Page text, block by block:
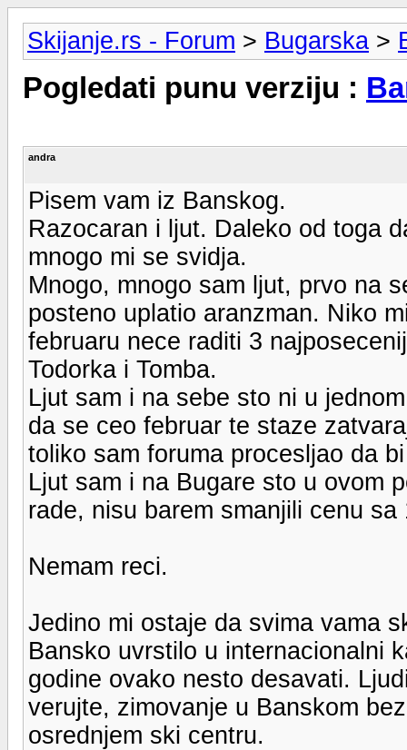
Skijanje.rs - Forum > Bugarska >
Pogledati punu verziju :
andra
Pisem vam iz Banskog.
Razocaran i ljut. Daleko od toga
mnogo mi se svidja.
Mnogo, mnogo sam ljut, prvo na
posteno uplatio aranzman. Niko
februaru nece raditi 3
Todorka i Tomba.
Ljut sam i na sebe sto ni u
da se ceo februar te staze
toliko sam foruma procesljao da
Ljut sam i na Bugare sto u ovom
rade, nisu barem smanjili cenu sa
Nemam reci.
Jedino mi ostaje da svima vama
Bansko uvrstilo u internacionalni
godine ovako nesto desavati.
verujte, zimovanje u Banskom
osrednjem ski centru.